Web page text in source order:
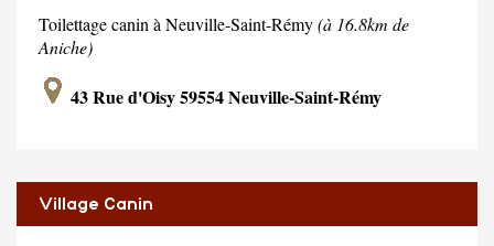
Toilettage canin à Neuville-Saint-Rémy(à 16.8km de
Aniche)
43 Rue d'Oisy 59554 Neuville-Saint-Rémy
Village Canin